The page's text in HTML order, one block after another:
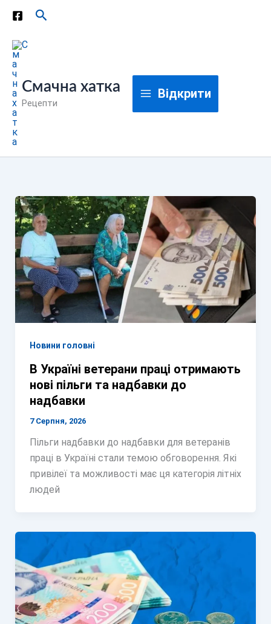
Перейти
вмісту
Пошук
Смачна хатка
Рецепти
Відкрити
Новини головні
В Україні ветерани праці отримають
нові пільги та надбавки до
надбавки
7 Серпня, 2026
Пільги надбавки до надбавки для ветеранів
праці в Україні стали темою обговорення. Які
привілеї та можливості має ця категорія літніх
людей